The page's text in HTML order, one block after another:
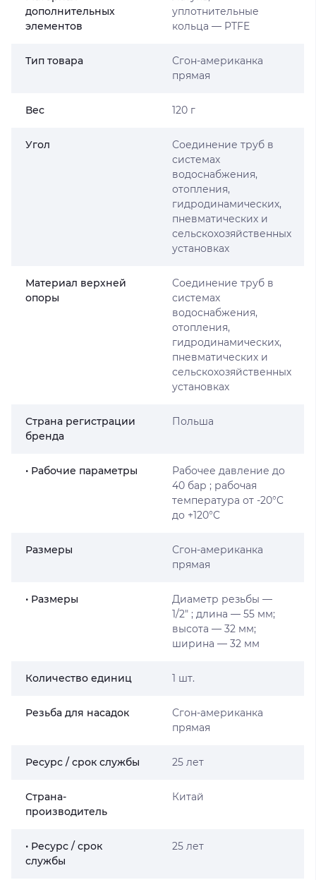
дополнительных
элементов
уплотнительные
кольца — PTFE
Тип товара
Сгон-американка
прямая
Вес 120 г
Угол
Соединение труб в
системах
водоснабжения,
отопления,
гидродинамических,
пневматических и
сельскохозяйственных
установках
Материал верхней
опоры
Соединение труб в
системах
водоснабжения,
отопления,
гидродинамических,
пневматических и
сельскохозяйственных
установках
Страна регистрации
бренда
Польша
• Рабочие параметры
Рабочее давление до
40 бар ; рабочая
температура от -20°C
до +120°C
Размеры
Сгон-американка
прямая
• Размеры
Диаметр резьбы —
1/2″ ; длина — 55 мм;
высота — 32 мм;
ширина — 32 мм
Количество единиц 1 шт.
Резьба для насадок
Сгон-американка
прямая
Ресурс / срок службы 25 лет
Страна-
производитель
Китай
• Ресурс / срок
службы
25 лет